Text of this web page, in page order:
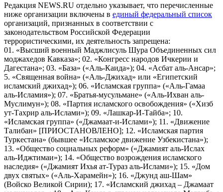
Редакция NEWS.RU отдельно указывает, что перечисленные
ниже организации включены в единый федеральный список
организаций, признанных в соответствии с
законодательством Российской Федерации
террористическими, их деятельность запрещена:
01. «Высший военный Маджлисуль Шура Объединенных сил
моджахедов Кавказа»; 02. «Конгресс народов Ичкерии и
Дагестана»; 03. «База» («Аль-Каида»); 04. «Асбат аль-Ансар»;
5. «Священная война» («Аль-Джихад» или «Египетский
исламский джихад»); 06. «Исламская группа» («Аль-Гамаа
аль-Исламия»); 07. «Братья-мусульмане» («Аль-Ихван аль-
Муслимун»); 08. «Партия исламского освобождения» («Хизб
ут-Тахрир аль-Ислами»); 09. «Лашкар-И-Тайба»; 10.
«Исламская группа» («Джамаат-и-Ислами»); 11. «Движение
Талибан» [ПРИОСТАНОВЛЕНО]; 12. «Исламская партия
Туркестана» (бывшее «Исламское движение Узбекистана»);
13. «Общество социальных реформ» («Джамият аль-Ислах
аль-Иджтимаи»); 14. «Общество возрождения исламского
наследия» («Джамият Ихья ат-Тураз аль-Ислами»); 15. «Дом
двух святых» («Аль-Харамейн»); 16. «Джунд аш-Шам»
(Войско Великой Сирии); 17. «Исламский джихад – Джамаат